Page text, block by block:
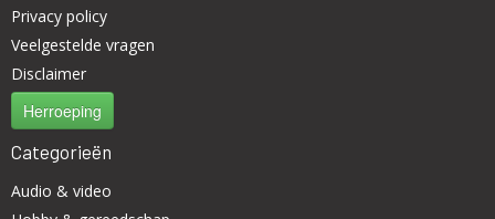
Privacy policy
Veelgestelde vragen
Disclaimer
Herroeping
Categorieën
Audio & video